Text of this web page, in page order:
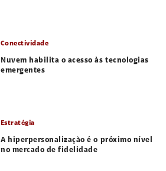
Conectividade
Nuvem habilita o acesso às tecnologias
emergentes
Estratégia
A hiperpersonalização é o próximo nível
no mercado de fidelidade